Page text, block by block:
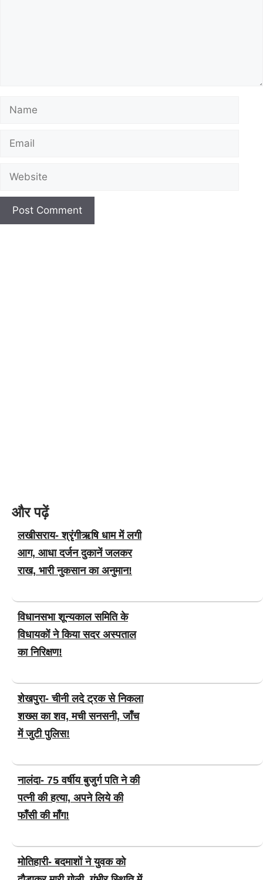
Name
Email
Website
और पढ़ें
लखीसराय- श्रृंगीऋषि धाम में लगी
आग, आधा दर्जन दुकानें जलकर
राख, भारी नुकसान का अनुमान!
विधानसभा शून्यकाल समिति के
विधायकों ने किया सदर अस्पताल
का निरिक्षण!
शेखपुरा- चीनी लदे ट्रक से निकला
शख्स का शव, मची सनसनी, जाँच
में जुटी पुलिस!
नालंदा- 75 वर्षीय बुजुर्ग पति ने की
पत्नी की हत्या, अपने लिये की
फाँसी की माँग!
मोतिहारी- बदमाशों ने युवक को